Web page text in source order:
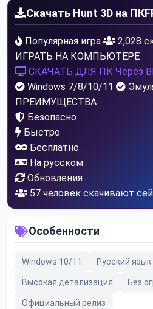
Скачать Hunt 3D на ПК
Популярная игра
2,028
ИГРАТЬ НА КОМПЬЮТЕРЕ
СКАЧАТЬ ДЛЯ ПК Через
Windows 7/8/10/11
ПРЕИМУЩЕСТВА
Безопасно
Быстро
Бесплатно
На русском
Обновления
54 человек скачивают
Особенности
Windows 10/11 Русский язык
Высокая детализация Без
Официальный релиз